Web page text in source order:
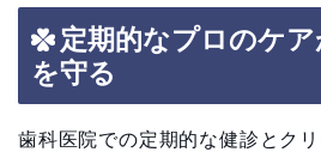
定期的なプロのケ
を守る
歯科医院での定期的な健診とク